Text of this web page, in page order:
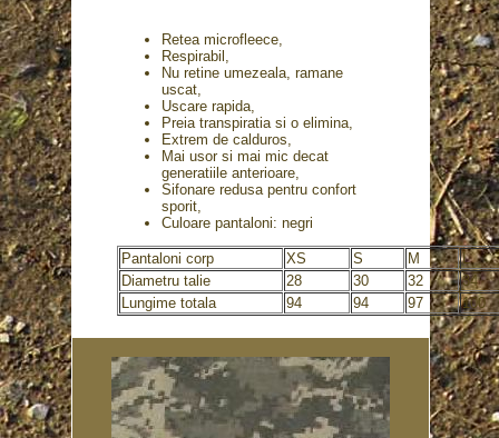
Retea microfleece,
Respirabil,
Nu retine umezeala, ramane
uscat,
Uscare rapida,
Preia transpiratia si o elimina,
Extrem de calduros,
Mai usor si mai mic decat
generatiile anterioare,
Sifonare redusa pentru confort
sporit,
Culoare pantaloni: negri
Pantaloni corp XS S M
L
Diametru talie
28 30 32
34
Lungime totala
94 94 97 100